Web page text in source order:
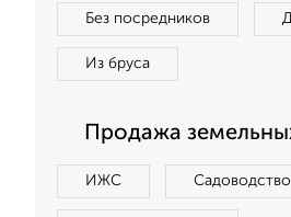
Без посредников
Из бруса
Продажа
ИЖС Садоводство